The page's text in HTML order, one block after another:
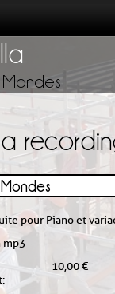
pour Piano et
mp3
10,00 €